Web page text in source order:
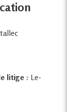
litige : Le-